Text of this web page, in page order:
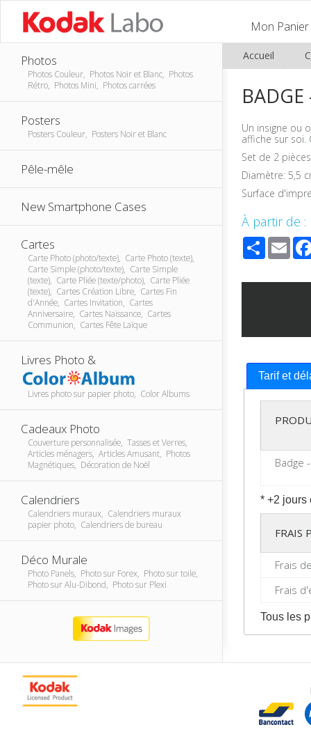
Mon Panier
Photos
Photos Couleur, Photos Noir et Blanc, Photos
Rétro, Photos Mini, Photos carrées
Posters
Posters Couleur, Posters Noir et Blanc
Pêle-mêle
New Smartphone Cases
Cartes
Carte Photo (photo/texte), Carte Photo (texte),
Carte Simple (photo/texte), Carte Simple
(texte), Carte Pliée (texte/photo), Carte Pliée
(texte), Cartes Création Libre, Cartes Fin
d'Année, Cartes Invitation, Cartes
Anniversaire, Cartes Naissance, Cartes
Communion, Cartes Fête Laïque
Livres Photo &
Livres photo sur papier photo, Color Albums
Cadeaux Photo
Couverture personnalisée, Tasses et Verres,
Articles ménagers, Articles Amusant, Photos
Magnétiques, Décoration de Noël
Calendriers
Calendriers muraux, Calendriers muraux
papier photo, Calendriers de bureau
Déco Murale
Photo Panels, Photo sur Forex, Photo sur toile,
Photo sur Alu-Dibond, Photo sur Plexi
Accueil
Un insigne ou
affiche sur soi.
Set de 2
Diamètre: 5,5
Surface
À partir de :
Share
Tarif et
Badge
* +2 jours
FRAIS
Frais
Frais
Tous les